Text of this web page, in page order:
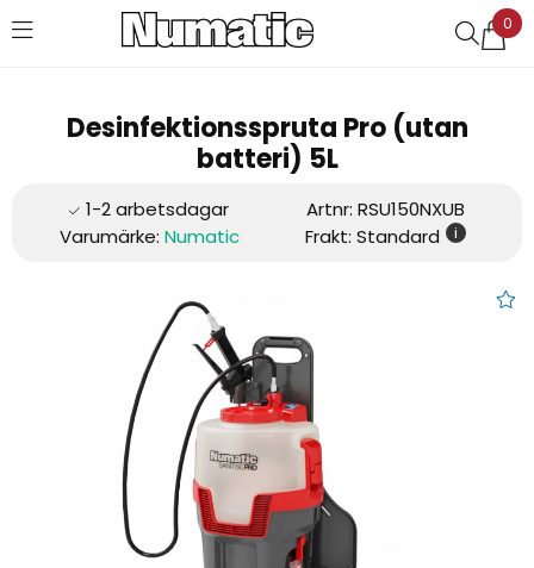
0
Favoriter (0)
Desinfektionsspruta Pro (utan
batteri) 5L
Artnr: RSU150NXUB
Varumärke: Numatic Frakt: Standard i
Desinfektionsspruta Pro